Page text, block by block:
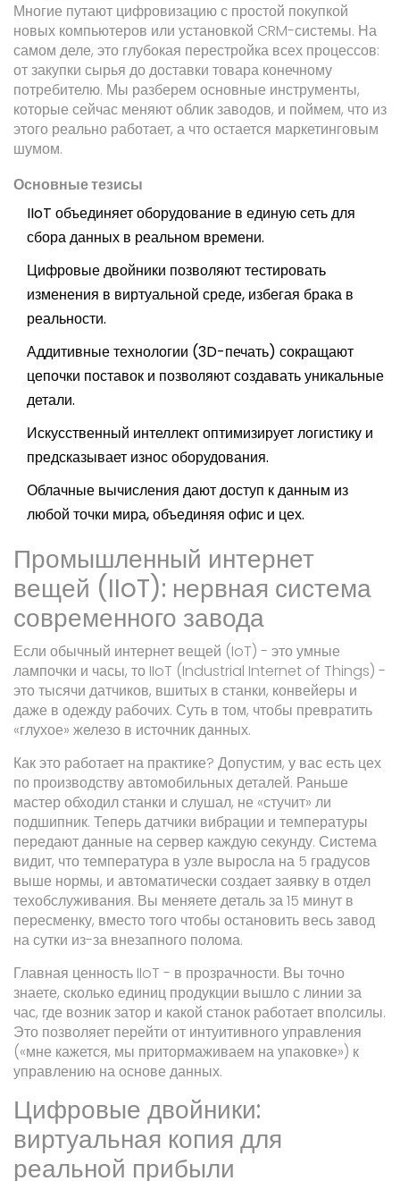
Многие путают цифровизацию с простой покупкой
новых компьютеров или установкой CRM-системы. На
самом деле, это глубокая перестройка всех процессов:
от закупки сырья до доставки товара конечному
потребителю. Мы разберем основные инструменты,
которые сейчас меняют облик заводов, и поймем, что из
этого реально работает, а что остается маркетинговым
шумом.
Основные тезисы
IIoT объединяет оборудование в единую сеть для
сбора данных в реальном времени.
Цифровые двойники позволяют тестировать
изменения в виртуальной среде, избегая брака в
реальности.
Аддитивные технологии (3D-печать) сокращают
цепочки поставок и позволяют создавать уникальные
детали.
Искусственный интеллект оптимизирует логистику и
предсказывает износ оборудования.
Облачные вычисления дают доступ к данным из
любой точки мира, объединяя офис и цех.
Промышленный интернет
вещей (IIoT): нервная система
современного завода
Если обычный интернет вещей (IoT) - это умные
лампочки и часы, то IIoT (Industrial Internet of Things) -
это тысячи датчиков, вшитых в станки, конвейеры и
даже в одежду рабочих. Суть в том, чтобы превратить
«глухое» железо в источник данных.
Как это работает на практике? Допустим, у вас есть цех
по производству автомобильных деталей. Раньше
мастер обходил станки и слушал, не «стучит» ли
подшипник. Теперь датчики вибрации и температуры
передают данные на сервер каждую секунду. Система
видит, что температура в узле выросла на 5 градусов
выше нормы, и автоматически создает заявку в отдел
техобслуживания. Вы меняете деталь за 15 минут в
пересменку, вместо того чтобы остановить весь завод
на сутки из-за внезапного полома.
Главная ценность IIoT - в прозрачности. Вы точно
знаете, сколько единиц продукции вышло с линии за
час, где возник затор и какой станок работает вполсилы.
Это позволяет перейти от интуитивного управления
(«мне кажется, мы притормаживаем на упаковке») к
управлению на основе данных.
Цифровые двойники:
виртуальная копия для
реальной прибыли